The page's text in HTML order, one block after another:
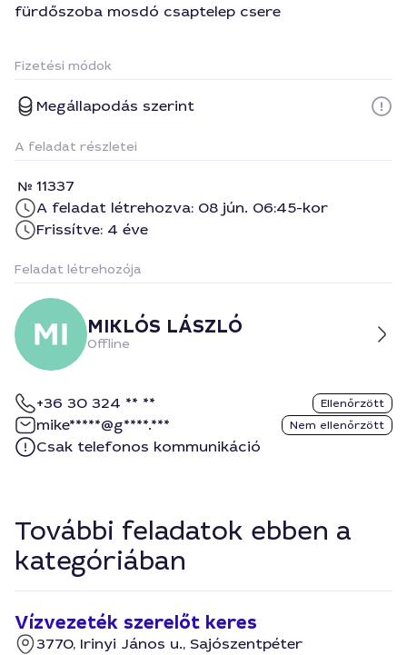
fürdőszoba mosdó csaptelep csere
Fizetési módok
Megállapodás szerint
A feladat részletei
11337
A feladat létrehozva: 08 jún. 06:45-kor
Frissítve: 4 éve
Feladat létrehozója
MIKLÓS LÁSZLÓ
Offline
+36 30 324 ** ** Ellenőrzött
mike*****@g****.*** Nem ellenőrzött
Csak telefonos kommunikáció
További feladatok ebben a
kategóriában
Vízvezeték szerelőt keres
3770, Irinyi János u., Sajószentpéter